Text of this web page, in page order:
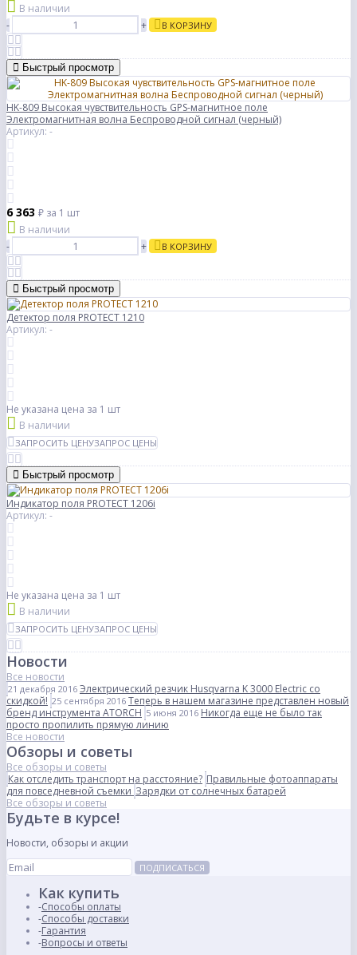
В наличии
-
+ В КОРЗИНУ
Быстрый просмотр
HK-809 Высокая чувствительность GPS-магнитное поле
Электромагнитная волна Беспроводной сигнал (черный)
Артикул: -
6 363 ₽ за 1 шт
В наличии
-
+ В КОРЗИНУ
Быстрый просмотр
Детектор поля PROTECT 1210
Артикул: -
Не указана цена за 1 шт
В наличии
ЗАПРОСИТЬ ЦЕНУЗАПРОС ЦЕНЫ
Быстрый просмотр
Индикатор поля PROTECT 1206i
Артикул: -
Не указана цена за 1 шт
В наличии
ЗАПРОСИТЬ ЦЕНУЗАПРОС ЦЕНЫ
Новости
Все новости
21 декабря 2016 Электрический резчик Husqvarna K 3000 Electric со
скидкой! 25 сентября 2016 Теперь в нашем магазине представлен новый
бренд инструмента ATORCH 5 июня 2016 Никогда еще не было так
просто пропилить прямую линию
Все новости
Обзоры и советы
Все обзоры и советы
Как отследить транспорт на расстояние? Правильные фотоаппараты
для повседневной съемки Зарядки от солнечных батарей
Все обзоры и советы
Будьте в курсе!
Новости, обзоры и акции
ПОДПИСАТЬСЯ
Как купить
Способы оплаты
Способы доставки
Гарантия
Вопросы и ответы